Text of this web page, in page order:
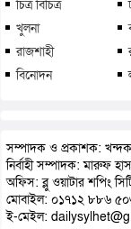
চিত্র বিচিত্র
খুলনা
রাজশাহী
বিনোদন
সম্পাদক ও প্রকাশক:
নির্বাহী সম্পাদক: মারুফ
অফিস: ব্লু ওয়াটার শপিং
মোবাইল: ০১৭১২ ৮৮৬
ই-মেইল: